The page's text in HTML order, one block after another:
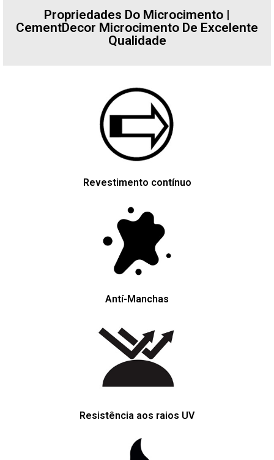
Propriedades Do Microcimento |
CementDecor Microcimento De Excelente
Qualidade
Revestimento contínuo
Antí-Manchas
Resistência aos raios UV